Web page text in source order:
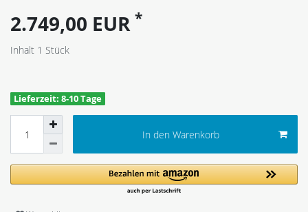
2.749,00 EUR *
Inhalt 1 Stück
Lieferzeit: 8-10 Tage
In den Warenkorb